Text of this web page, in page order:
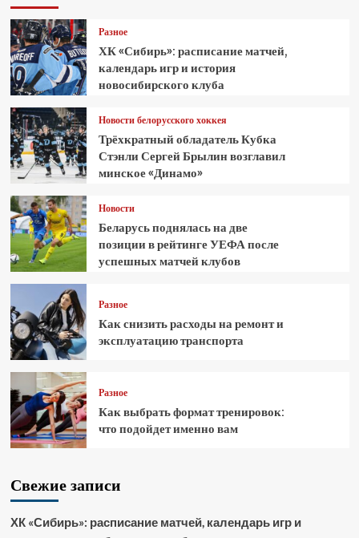
Разное
ХК «Сибирь»: расписание матчей,
календарь игр и история
новосибирского клуба
Новости белорусского хоккея
Трёхкратный обладатель Кубка
Стэнли Сергей Брылин возглавил
минское «Динамо»
Новости
Беларусь поднялась на две
позиции в рейтинге УЕФА после
успешных матчей клубов
Разное
Как снизить расходы на ремонт и
эксплуатацию транспорта
Разное
Как выбрать формат тренировок:
что подойдет именно вам
Свежие записи
ХК «Сибирь»: расписание матчей, календарь игр и